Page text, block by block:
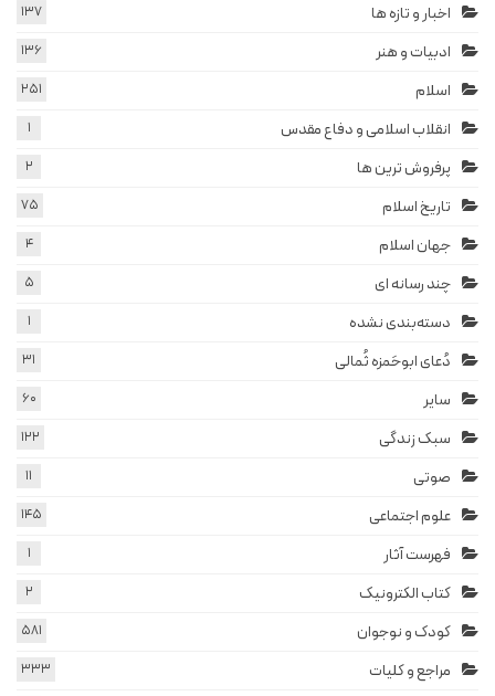
اخبار و تازه ها 137
ادبیات و هنر 136
اسلام 251
انقلاب اسلامی و دفاع مقدس 1
پرفروش ترین ها 2
تاریخ اسلام 75
جهان اسلام 4
چند رسانه ای 5
دسته‌بندی نشده 1
دُعای ابوحَمزه ثُمالی 31
سایر 60
سبک زندگی 122
صوتی 11
علوم اجتماعی 145
فهرست آثار 1
کتاب الکترونیک 2
کودک و نوجوان 581
مراجع و کلیات 333